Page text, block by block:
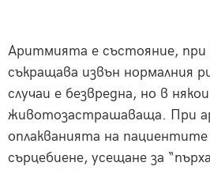
Аритмията е състояние, при
съкращава извън нормалния
случаи е безвредна, но в
животозастрашаваща. При
оплакванията на
сърцебиене, усещане за